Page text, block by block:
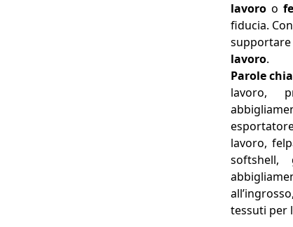
lavoro o
fiducia.
lavoro.
Parole
lavoro,
lavoro,
softshell,
tessuti per